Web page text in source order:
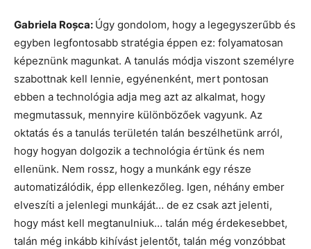
Gabriela Roșca: Úgy gondolom, hogy a legegyszerűbb és
egyben legfontosabb stratégia éppen ez: folyamatosan
képeznünk magunkat. A tanulás módja viszont személyre
szabottnak kell lennie, egyénenként, mert pontosan
ebben a technológia adja meg azt az alkalmat, hogy
megmutassuk, mennyire különbözőek vagyunk. Az
oktatás és a tanulás területén talán beszélhetünk arról,
hogy hogyan dolgozik a technológia értünk és nem
ellenünk. Nem rossz, hogy a munkánk egy része
automatizálódik, épp ellenkezőleg. Igen, néhány ember
elveszíti a jelenlegi munkáját… de ez csak azt jelenti,
hogy mást kell megtanulniuk… talán még érdekesebbet,
talán még inkább kihívást jelentőt, talán még vonzóbbat